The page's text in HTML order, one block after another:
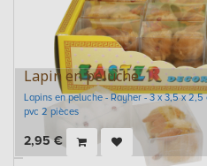
Lapin en peluche
Lapins en peluche - Rayher - 3 x 3,5 x
pvc 2 pièces
2,95€